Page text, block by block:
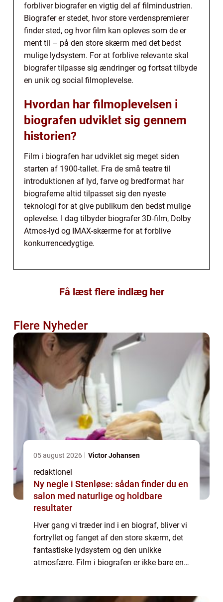
forbliver biografer en vigtig del af filmindustrien.
Biografer er stedet, hvor store verdenspremierer
finder sted, og hvor film kan opleves som de er
ment til – på den store skærm med det bedst
mulige lydsystem. For at forblive relevante skal
biografer tilpasse sig ændringer og fortsat tilbyde
en unik og social filmoplevelse.
Hvordan har filmoplevelsen i
biografen udviklet sig gennem
historien?
Film i biografen har udviklet sig meget siden
starten af 1900-tallet. Fra de små teatre til
introduktionen af lyd, farve og bredformat har
biograferne altid tilpasset sig den nyeste
teknologi for at give publikum den bedst mulige
oplevelse. I dag tilbyder biografer 3D-film, Dolby
Atmos-lyd og IMAX-skærme for at forblive
konkurrencedygtige.
Få læst flere indlæg her
Flere Nyheder
05 august 2026 Victor Johansen
redaktionel
Ny negle i Stenløse: sådan finder du en
salon med naturlige og holdbare
resultater
Hver gang vi træder ind i en biograf, bliver vi
fortryllet og fanget af den store skærm, det
fantastiske lydsystem og den unikke
atmosfære. Film i biografen er ikke bare en